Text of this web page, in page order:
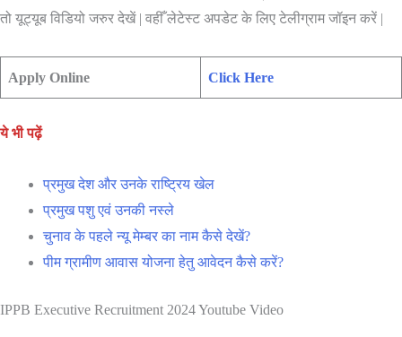
तो यूट्यूब विडियो जरुर देखें | वहीँ लेटेस्ट अपडेट के लिए टेलीग्राम जॉइन करें |
Apply Online Click Here
ये भी पढ़ें
प्रमुख देश और उनके राष्ट्रिय खेल
प्रमुख पशु एवं उनकी नस्ले
चुनाव के पहले न्यू मेम्बर का नाम कैसे देखें?
पीम ग्रामीण आवास योजना हेतु आवेदन कैसे करें?
IPPB Executive Recruitment 2024 Youtube Video